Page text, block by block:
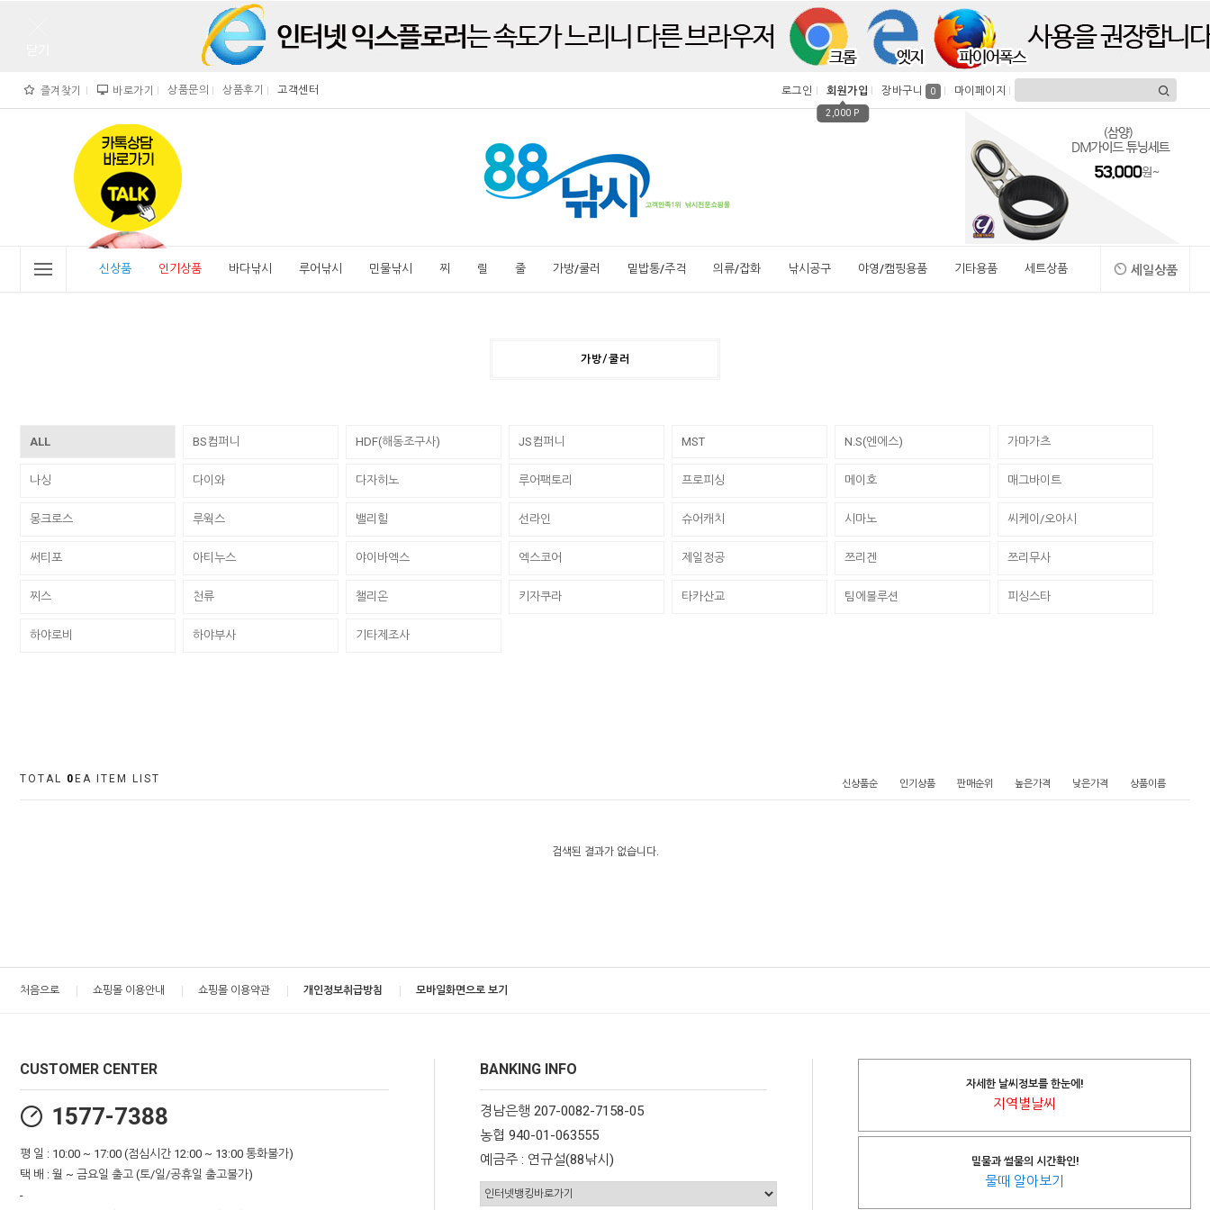
즐겨찾기 바로가기 상품문의 상품후기 고객센터 로그인 회원가입
2,000 P
장바구니 0 마이페이지
">
" alt="비린내">
신상품 인기상품 바다낚시 루어낚시 민물낚시 찌 릴 줄 가방/쿨러 밑밥통/주걱 의류/잡화 낚시공구 야영/캠핑용품 기타용품 세트상품 세일상품
가방/쿨러
ALL BS컴퍼니 HDF(해동조구사) JS컴퍼니 MST N.S(엔에스) 가마가츠
나싱 다이와 다자히노 루어팩토리 프로피싱 메이호 매그바이트
몽크로스 루웍스 밸리힐 선라인 슈어캐치 시마노 씨케이/오아시
써티포 아티누스 야이바엑스 엑스코어 제일정공 쯔리겐 쯔리무사
찌스 천류 챌리온 키자쿠라 타카산교 팀에볼루션 피싱스타
하야로비 하야부사 기타제조사
TOTAL 0 EA ITEM LIST 신상품순 인기상품 판매순위 높은가격 낮은가격 상품이름
검색된 결과가 없습니다.
처음으로 쇼핑몰 이용안내 쇼핑몰 이용약관 개인정보취급방침 모바일화면으로 보기
CUSTOMER CENTER
1577-7388
평 일 : 10:00 ~ 17:00 (점심시간 12:00 ~ 13:00 통화불가)
택 배 : 월 ~ 금요일 출고 (토/일/공휴일 출고불가)
-
BANKING INFO
경남은행 207-0082-7158-05
농협 940-01-063555
예금주 : 연규설(88낚시)
자세한 날씨정보를 한눈에!
지역별날씨
밀물과 썰물의 시간확인!
물때 알아보기